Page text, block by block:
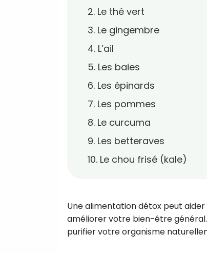
2. Le thé vert
3. Le gingembre
4. L’ail
5. Les baies
6. Les épinards
7. Les pommes
8. Le curcuma
9. Les betteraves
10. Le chou frisé (kale)
Une alimentation détox peut
améliorer votre bien-être général.
purifier votre organisme